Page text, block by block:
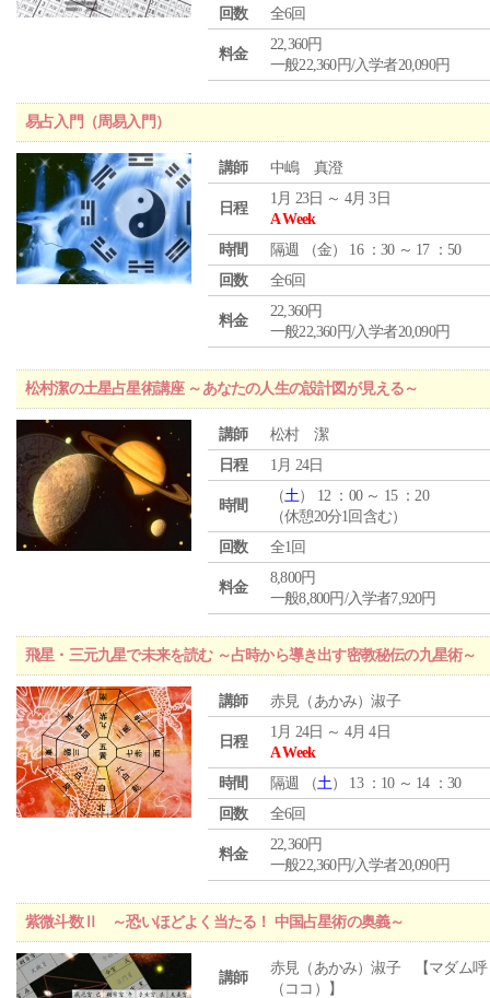
回数
全6回
料金
22,360円
一般22,360円/入学者20,090円
易占入門（周易入門）
講師 中嶋 真澄
日程
1月 23日 ～ 4月 3日
A Week
時間
隔週 （金） 16 ：30 ～ 17 ：50
回数
全6回
料金
22,360円
一般22,360円/入学者20,090円
松村潔の土星占星術講座 ～あなたの人生の設計図が見える～
講師
松村 潔
日程
1月 24日
時間
（土） 12 ：00 ～ 15 ：20
（休憩20分1回含む）
回数
全1回
料金
8,800円
一般8,800円/入学者7,920円
飛星・三元九星で未来を読む ～占時から導き出す密教秘伝の九星術～
講師 赤見（あかみ）淑子
日程
1月 24日 ～ 4月 4日
A Week
時間
隔週 （土） 13 ：10 ～ 14 ：30
回数
全6回
料金
22,360円
一般22,360円/入学者20,090円
紫微斗数Ⅱ ～恐いほどよく当たる！ 中国占星術の奥義～
講師
赤見（あかみ）淑子 【マダム呼
（ココ）】